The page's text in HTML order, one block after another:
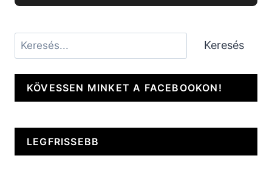
Keresés Keresés
KÖVESSEN MINKET A FACEBOOKON!
LEGFRISSEBB